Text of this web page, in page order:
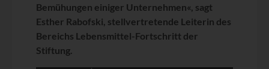
Bemühungen einiger Unternehmen«, sagt
Esther Rabofski, stellvertretende Leiterin des
Bereichs Lebensmittel-Fortschritt der
Stiftung.